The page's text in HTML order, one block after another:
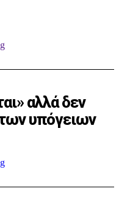
αλλά δεν
υπόγειων